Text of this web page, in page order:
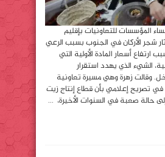
المؤسسات للتعاونيات بإقليم
شجر الأركان في الجنوب بسبب الرعي
ارتفاع أسعار المادة الأولية التي
الشيء الذي يهدد استقرار
وقالت زهرة وهي مسيرة تعاونية
تصريح إعلامي بأن قطاع إنتاج زيت
حالة صعبة في السنوات الأخيرة، ...